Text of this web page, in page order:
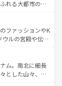
ワイの魅力を彩
ワイン、オージ
ーフィンやダイ
にはたまらな
味わいつくそ
れる大都市の台
ど、都市の喧騒
に新しい発見と
湾の食文化も魅
ティ豊かな料理
ンテンツ一覧を参
ファッションやK
ルの宮殿や伝統
を楽しむことが
トリートフード
夜には、韓国な
ム。南北に細長
とした山々、世